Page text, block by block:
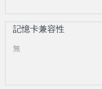
記憶卡兼容性
無